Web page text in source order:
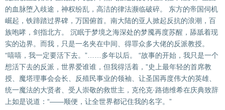
的血脉堕入歧途，神权纷乱，高洁的律法濒临破碎。 东方的帝国伺机
崛起，铁蹄踏过界碑，万国俯首。南大陆的亚人掀起反抗的浪潮，百
族咆哮，剑指北方。 沉眠于梦境之海深处的梦魇再度苏醒，舔舐着现
实的边界。而我，只是一名夹在中间、得罪众多大佬的反派教授。
“嘻嘻，我一定要活下去。”……多年以后。 “故事的开始，我只是一个
想活下去的反派，世界爱谁谁，但我得活着，”史上最年轻的首席教
授、魔塔理事会会长、反殖民事业的领袖、让圣国再度伟大的英雄、
统一魔法的大贤者、受人崇敬的救世主，克伦克·路德维希在庆典致辞
上如是说道：“——顺便，让全世界都记住我的名字。”